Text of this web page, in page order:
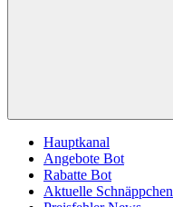
Hauptkanal
Angebote Bot
Rabatte Bot
Aktuelle Schnäppchen